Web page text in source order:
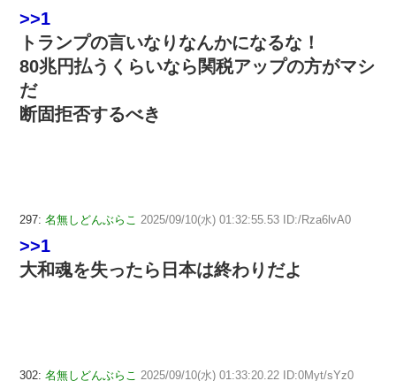
>>1
トランプの言いなりなんかになるな！
80兆円払うくらいなら関税アップの方がマシ
だ
断固拒否するべき
297: 名無しどんぶらこ 2025/09/10(水) 01:32:55.53 ID:/Rza6lvA0
>>1
大和魂を失ったら日本は終わりだよ
302: 名無しどんぶらこ 2025/09/10(水) 01:33:20.22 ID:0Myt/sYz0